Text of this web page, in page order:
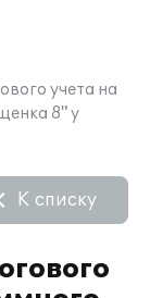
учета на
8" у
К списку